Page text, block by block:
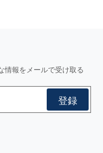
情報をメールで受け取る